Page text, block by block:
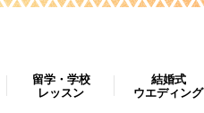
留学・学校
レッスン
結婚式
ウエディング